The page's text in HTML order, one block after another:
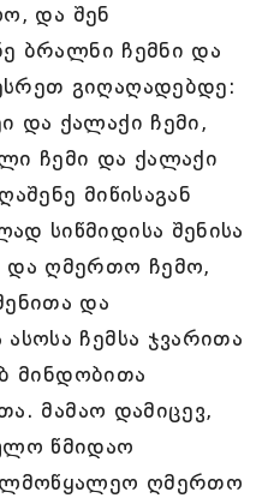
და შენ
ბრალნი ჩემნი და
გიღაღადებდე:
და ქალაქი ჩემი,
ჩემი და ქალაქი
მიწისაგან
სიწმიდისა შენისა
და ღმერთო ჩემო,
და
ჩემსა ჯვარითა
მინდობითა
მამაო დამიცევ,
წმიდაო
ღმერთო